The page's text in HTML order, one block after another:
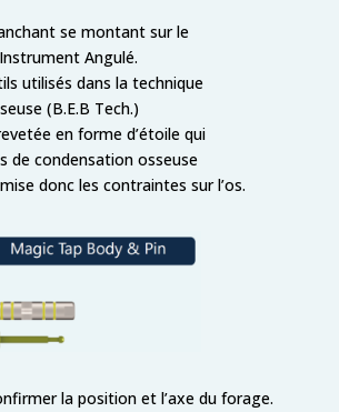
se montant sur le
Angulé.
utilisés dans la technique
(B.E.B Tech.)
en forme d’étoile qui
de condensation osseuse
donc les contraintes sur l’os.
la position et l’axe du forage.